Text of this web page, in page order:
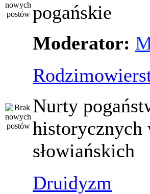
pogańskie
Moderator:
Nurty
historycznych
słowiańskich
Druidyzm